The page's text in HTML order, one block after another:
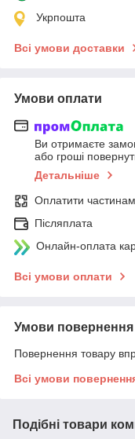
Укрпошта
Всі умови доставки
Умови оплати
Ви отримаєте
або гроші
Детальніше
Оплатити
Післяплата
Онлайн-оплата
Всі умови оплати
Умови повернення
Повернення товару
Всі умови
Подібні товари